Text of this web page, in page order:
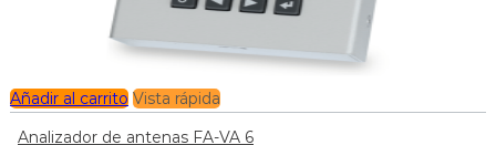
Añadir al carrito Vista rápida
Analizador de antenas FA-VA 6